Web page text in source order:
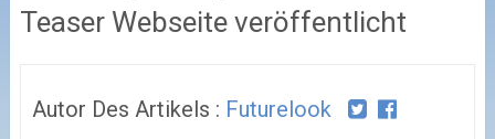
Teaser Webseite veröffentlicht
Autor Des Artikels : Futurelook